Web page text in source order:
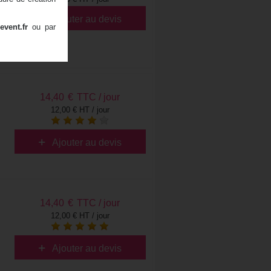
Ajouter au devis
14,40 € TTC / jour
12,00 € HT / jour
Ajouter au devis
14,40 € TTC / jour
12,00 € HT / jour
Ajouter au devis
ou par